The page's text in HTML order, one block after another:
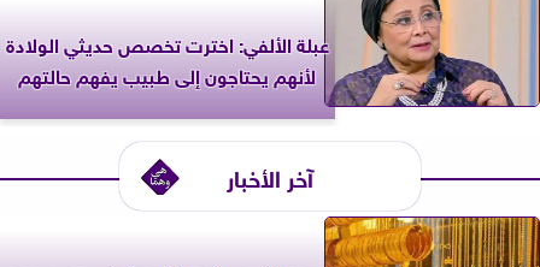
عبلة الألفي: اخترت تخصص حديثي الولادة
لأنهم يحتاجون إلى طبيب يفهم حالتهم
آخر الأخبار